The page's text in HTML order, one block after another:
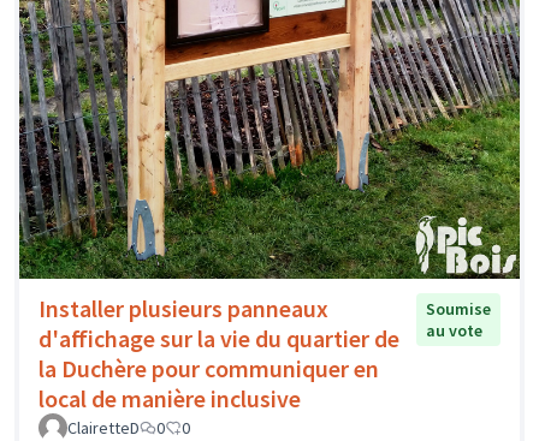
Installer plusieurs panneaux
d'affichage sur la vie du quartier de
la Duchère pour communiquer en
local de manière inclusive
Soumise
au vote
ClairetteD 0 0